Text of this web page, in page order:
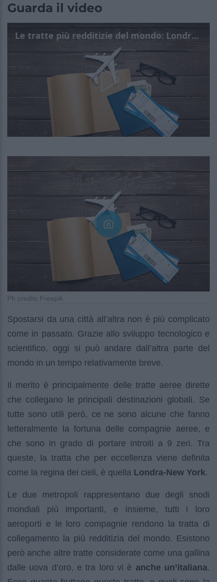
Guarda il video
Le tratte più redditizie del mondo: Londra-NY vince su tutte
Ph credits Freepik
Spostarsi da una città all’altra non è più complicato
come in passato. Grazie allo sviluppo tecnologico e
scientifico, oggi si può andare dall’altra parte del
mondo in un tempo relativamente breve.
Il merito è principalmente delle tratte aeree dirette
che collegano le principali destinazioni globali. Se
tutte sono utili però, ce ne sono alcune che fanno
letteralmente la fortuna delle compagnie aeree, e
che sono in grado di portare introiti a 9 zeri. Tra
queste, la tratta che per eccellenza viene definita
come la regina dei cieli, è quella Londra-New York.
Le due metropoli rappresentano due degli snodi
mondiali più importanti, e insieme, tutti i loro
aeroporti e le loro compagnie rendono la tratta di
collegamento la più redditizia del mondo. Esistono
però anche altre tratte considerate come una gallina
dalle uova d’oro, e tra loro vi è anche un’italiana.